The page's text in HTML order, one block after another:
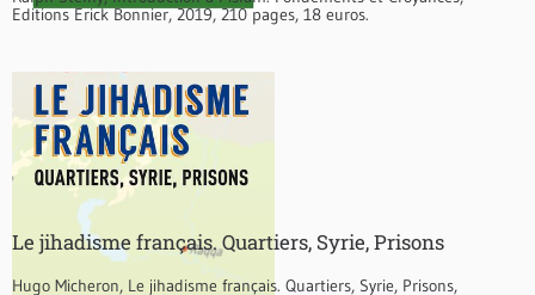
Editions Erick Bonnier, 2019, 210 pages, 18 euros.
Le jihadisme français. Quartiers, Syrie, Prisons
Hugo Micheron, Le jihadisme français. Quartiers, Syrie, Prisons,